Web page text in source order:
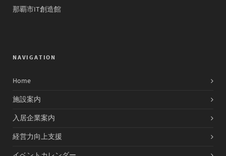
那覇市IT創造館
NAVIGATION
Home
施設案内
入居企業案内
経営力向上支援